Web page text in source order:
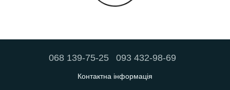
068 139-75-25 093 432-98-69
Контактна інформація